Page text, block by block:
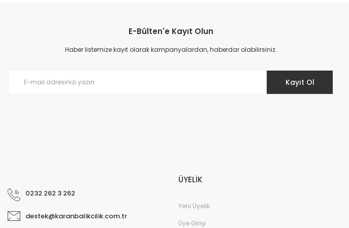
Ürün resmi kalitesiz, bozuk veya görüntülenemiyor.
Ürün açıklamasında eksik bilgiler bulunuyor.
E-Bülten'e Kayıt Olun
Haber listemize kayıt olarak kampanyalardan, haberdar olabilirsiniz.
Kayıt Ol
0232 262 3 262
destek@karanbalikcilik.com.tr
ÜYELİK
Yeni Üyelik
Üye Girişi